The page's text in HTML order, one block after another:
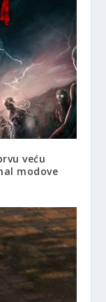
veću
modove